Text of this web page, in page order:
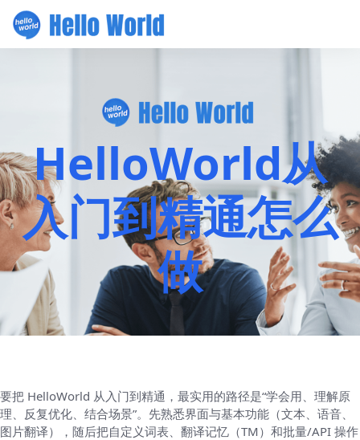
HelloWorld从
入门到精通怎么
做
要把 HelloWorld 从入门到精通，最实用的路径是“学会用、理解原
理、反复优化、结合场景”。先熟悉界面与基本功能（文本、语音、
图片翻译），随后把自定义词表、翻译记忆（TM）和批量/API 操作